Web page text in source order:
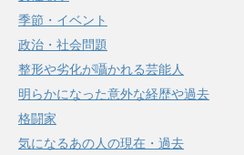
季節・イベント
政治・社会問題
整形や劣化が囁かれる芸能人
明らかになった意外な経歴や過去
格闘家
気になるあの人の現在・過去